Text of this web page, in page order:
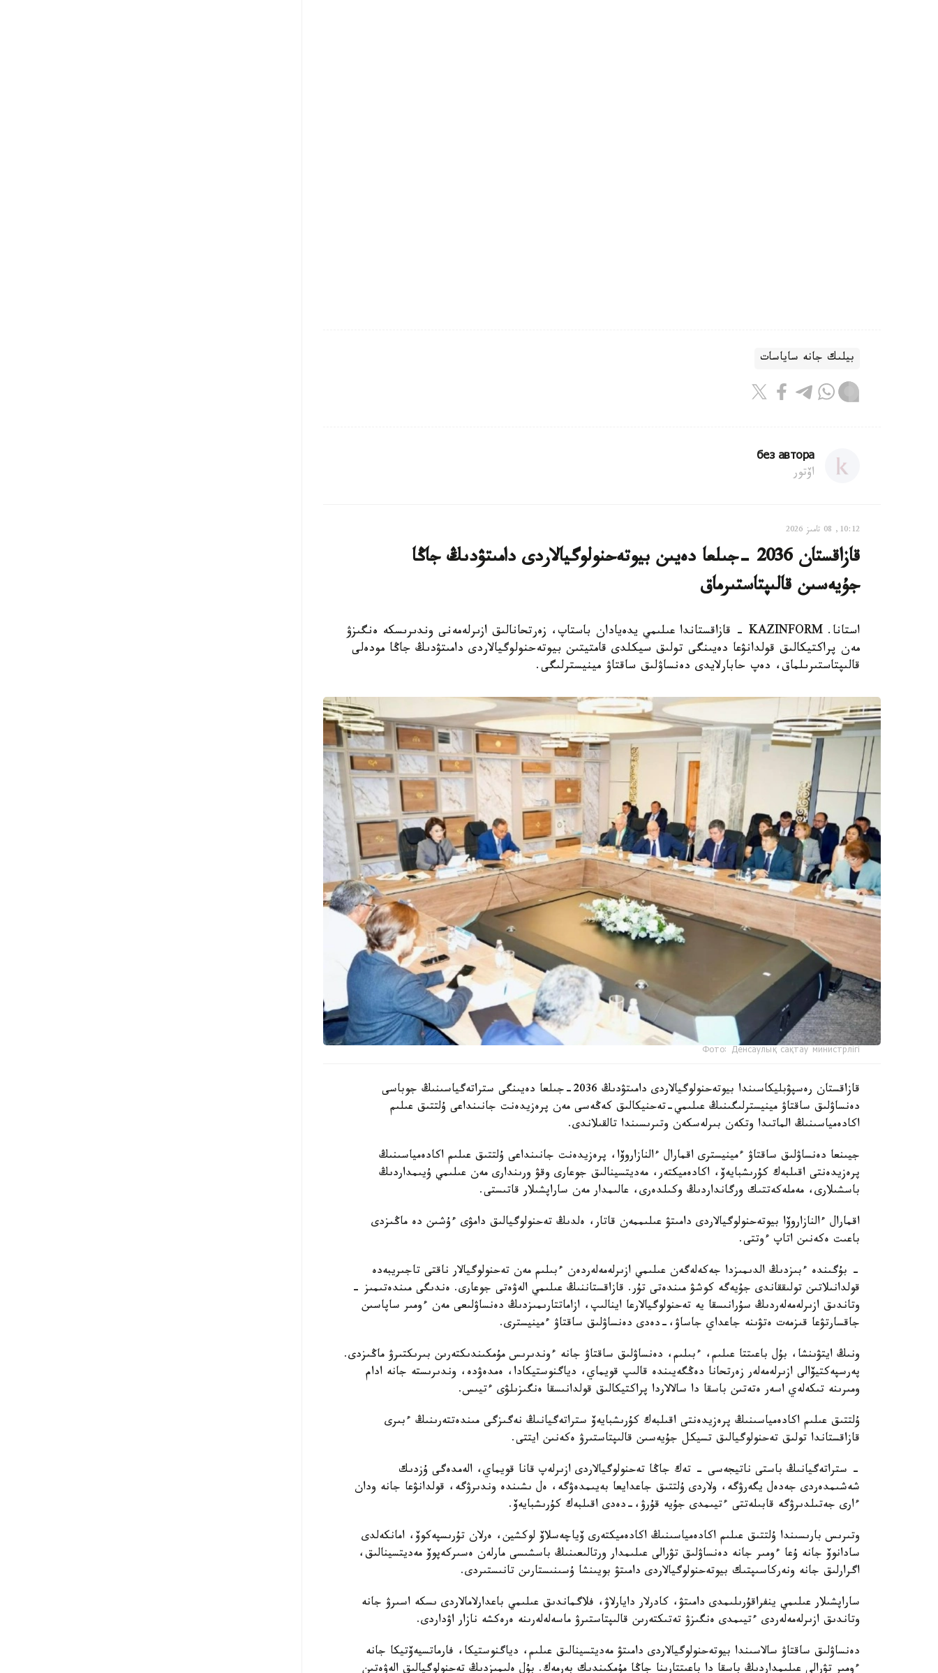
بيلىك جانە ساياسات
без автора
اۆتور
10:12, 08 تامىز 2026
قازاقستان 2036 -جىلعا دەيىن بيوتەحنولوگيالاردى دامىتۋدىڭ جاڭا
جۇيەسىن قالىپتاستىرماق
استانا. KAZINFORM - قازاقستاندا عىلىمي يدەيادان باستاپ، زەرتحانالىق ازىرلەمەنى وندىرىسكە ەنگىزۋ
مەن پراكتيكالىق قولدانۋعا دەيىنگى تولىق سيكلدى قامتيتىن بيوتەحنولوگيالاردى دامىتۋدىڭ جاڭا مودەلى
قالىپتاستىرىلماق، دەپ حابارلايدى دەنساۋلىق ساقتاۋ مينيسترلىگى.
Фото: Денсаулық сақтау министрлігі
قازاقستان رەسپۋبليكاسىندا بيوتەحنولوگيالاردى دامىتۋدىڭ 2036-جىلعا دەيىنگى ستراتەگياسىنىڭ جوباسى
دەنساۋلىق ساقتاۋ مينيسترلىگىنىڭ عىلىمي-تەحنيكالىق كەڭەسى مەن پرەزيدەنت جانىنداعى ۇلتتىق عىلىم
اكادەمياسىنىڭ الماتىدا وتكەن بىرلەسكەن وتىرىسىندا تالقىلاندى.
جيىنعا دەنساۋلىق ساقتاۋ ءمينيسترى اقمارال ءالنازاروۆا، پرەزيدەنت جانىنداعى ۇلتتىق عىلىم اكادەمياسىنىڭ
پرەزيدەنتى اقىلبەك كۇرىشبايەۆ، اكادەميكتەر، مەديتسينالىق جوعارى وقۋ ورىندارى مەن عىلىمي ۇيىمداردىڭ
باسشىلارى، مەملەكەتتىك ورگانداردىڭ وكىلدەرى، عالىمدار مەن ساراپشىلار قاتىستى.
اقمارال ءالنازاروۆا بيوتەحنولوگيالاردى دامىتۋ عىلىممەن قاتار، ەلدىڭ تەحنولوگيالىق دامۋى ءۇشىن دە ماڭىزدى
باعىت ەكەنىن اتاپ ءوتتى.
- بۇگىندە ءبىزدىڭ الدىمىزدا جەكەلەگەن عىلىمي ازىرلەمەلەردەن ءبىلىم مەن تەحنولوگيالار ناقتى تاجىريبەدە
قولدانىلاتىن تولىققاندى جۇيەگە كوشۋ مىندەتى تۇر. قازاقستاننىڭ عىلىمي الەۋەتى جوعارى. ەندىگى مىندەتىمىز -
وتاندىق ازىرلەمەلەردىڭ سۇرانىسقا يە تەحنولوگيالارعا اينالىپ، ازاماتتارىمىزدىڭ دەنساۋلىعى مەن ءومىر ساپاسىن
جاقسارتۋعا قىزمەت ەتۋىنە جاعداي جاساۋ،-دەدى دەنساۋلىق ساقتاۋ ءمينيسترى.
ونىڭ ايتۋىنشا، بۇل باعىتتا عىلىم، ءبىلىم، دەنساۋلىق ساقتاۋ جانە ءوندىرىس مۇمكىندىكتەرىن بىرىكتىرۋ ماڭىزدى.
پەرسپەكتيۆالى ازىرلەمەلەر زەرتحانا دەڭگەيىندە قالىپ قويماي، دياگنوستيكادا، ەمدەۋدە، وندىرىستە جانە ادام
ومىرىنە تىكەلەي اسەر ەتەتىن باسقا دا سالالاردا پراكتيكالىق قولدانىسقا ەنگىزىلۋى ءتيىس.
ۇلتتىق عىلىم اكادەمياسىنىڭ پرەزيدەنتى اقىلبەك كۇرىشبايەۆ ستراتەگيانىڭ نەگىزگى مىندەتتەرىنىڭ ءبىرى
قازاقستاندا تولىق تەحنولوگيالىق تسيكل جۇيەسىن قالىپتاستىرۋ ەكەنىن ايتتى.
- ستراتەگيانىڭ باستى ناتيجەسى - تەك جاڭا تەحنولوگيالاردى ازىرلەپ قانا قويماي، الەمدەگى ۇزدىك
شەشىمدەردى جەدەل يگەرۋگە، ولاردى ۇلتتىق جاعدايعا بەيىمدەۋگە، ەل ىشىندە وندىرۋگە، قولدانۋعا جانە ودان
ءارى جەتىلدىرۋگە قابىلەتتى ءتيىمدى جۇيە قۇرۋ،-دەدى اقىلبەك كۇرىشبايەۆ.
وتىرىس بارىسىندا ۇلتتىق عىلىم اكادەمياسىنىڭ اكادەميكتەرى ۆياچەسلاۆ لوكشين، ەرلان تۇرىسپەكوۆ، امانكەلدى
سادانوۆ جانە ۇعا ءومىر جانە دەنساۋلىق تۋرالى عىلىمدار ورتالىعىنىڭ باسشىسى مارلەن ەسىركەپوۆ مەديتسينالىق،
اگرارلىق جانە ونەركاسىپتىك بيوتەحنولوگيالاردى دامىتۋ بويىنشا ۇسىنىستارىن تانىستىردى.
ساراپشىلار عىلىمي ينفراقۇرىلىمدى دامىتۋ، كادرلار دايارلاۋ، فلاگماندىق عىلىمي باعدارلامالاردى ىسكە اسىرۋ جانە
وتاندىق ازىرلەمەلەردى ءتيىمدى ەنگىزۋ تەتىكتەرىن قالىپتاستىرۋ ماسەلەلەرىنە ەرەكشە نازار اۋداردى.
دەنساۋلىق ساقتاۋ سالاسىندا بيوتەحنولوگيالاردى دامىتۋ مەديتسينالىق عىلىم، دياگنوستيكا، فارماتسيەۆتيكا جانە
ءومىر تۋرالى عىلىمداردىڭ باسقا دا باعىتتارىنا جاڭا مۇمكىندىك بەرمەك. بۇل ەلىمىزدىڭ تەحنولوگيالىق الەۋەتىن